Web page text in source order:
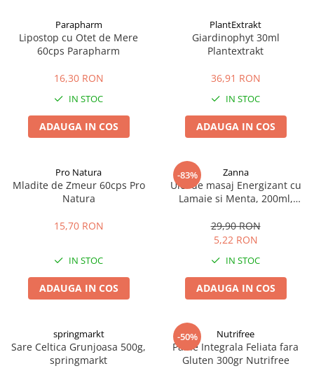
Sanatatea ochilor
Hepato-biliare
Glanda tiroida
Probleme renale
Prostata, urologie
Sistemul osos
Produse naturiste
Antiinflamator
Antitumorale
Articulatii sanatoase
Cardiovasculare
Imunitate
Memorie
Indulcitori
Miere
Bomboane
Gume de mestecat
Siropuri, gemuri
Ciocolata
Miere Manuka
Mancare sanatoasa
Leguminoase
Uleiuri alimentare
Ulei CBD
Produse instant
Geluri de dus naturale
Vopsele
Produse de uz casnic
Produse pentru bucatarie
Produse igienizare
Deodorante
Igiena orala
Protectie antivirala
Sare de baie
Detergenti Bio
Parapharm
Lipostop cu Otet de Mere
60cps Parapharm
16,30 RON
IN STOC
ADAUGA IN COS
PlantExtrakt
Giardinophyt 30ml
Plantextrakt
36,91 RON
IN STOC
ADAUGA IN COS
Pro Natura
Mladite de Zmeur 60cps Pro
Natura
15,70 RON
IN STOC
ADAUGA IN COS
-83% Zanna
Ulei de masaj Energizant cu
Lamaie si Menta, 200ml,
29,90 RON
5,22 RON
IN STOC
ADAUGA IN COS
springmarkt
Sare Celtica Grunjoasa 500g,
springmarkt
-50% Nutrifree
Paine Integrala Feliata fara
Gluten 300gr Nutrifree